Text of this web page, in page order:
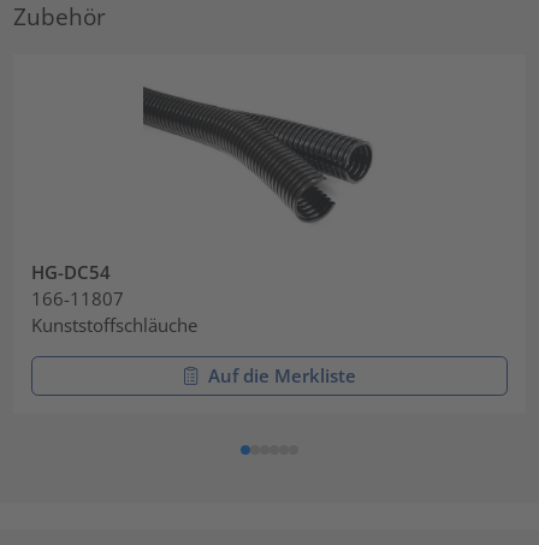
Zubehör
HG-DC54
166-11807
Kunststoffschläuche
Auf die Merkliste